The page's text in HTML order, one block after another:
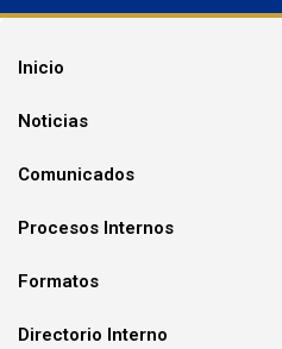
Inicio
Noticias
Comunicados
Procesos Internos
Formatos
Directorio Interno